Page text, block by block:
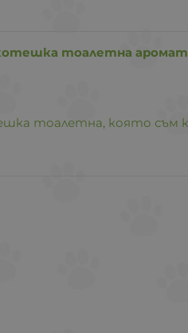
тоалетна аромат
тоалетна, която съм